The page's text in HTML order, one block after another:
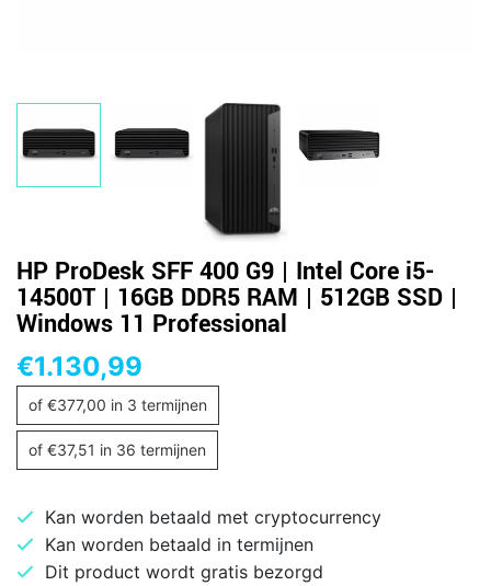
HP ProDesk SFF 400 G9 | Intel Core i5-
14500T | 16GB DDR5 RAM | 512GB SSD |
Windows 11 Professional
€1.130,99
of €377,00 in 3 termijnen
of €37,51 in 36 termijnen
Kan worden betaald met cryptocurrency
Kan worden betaald in termijnen
Dit product wordt gratis bezorgd